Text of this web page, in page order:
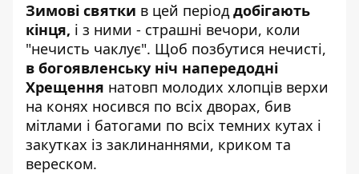
Зимові святки в цей період добігають
кінця, і з ними - страшні вечори, коли
"нечисть чаклує". Щоб позбутися нечисті,
в богоявленську ніч напередодні
Хрещення натовп молодих хлопців верхи
на конях носився по всіх дворах, бив
мітлами і батогами по всіх темних кутах і
закутках із заклинаннями, криком та
вереском.